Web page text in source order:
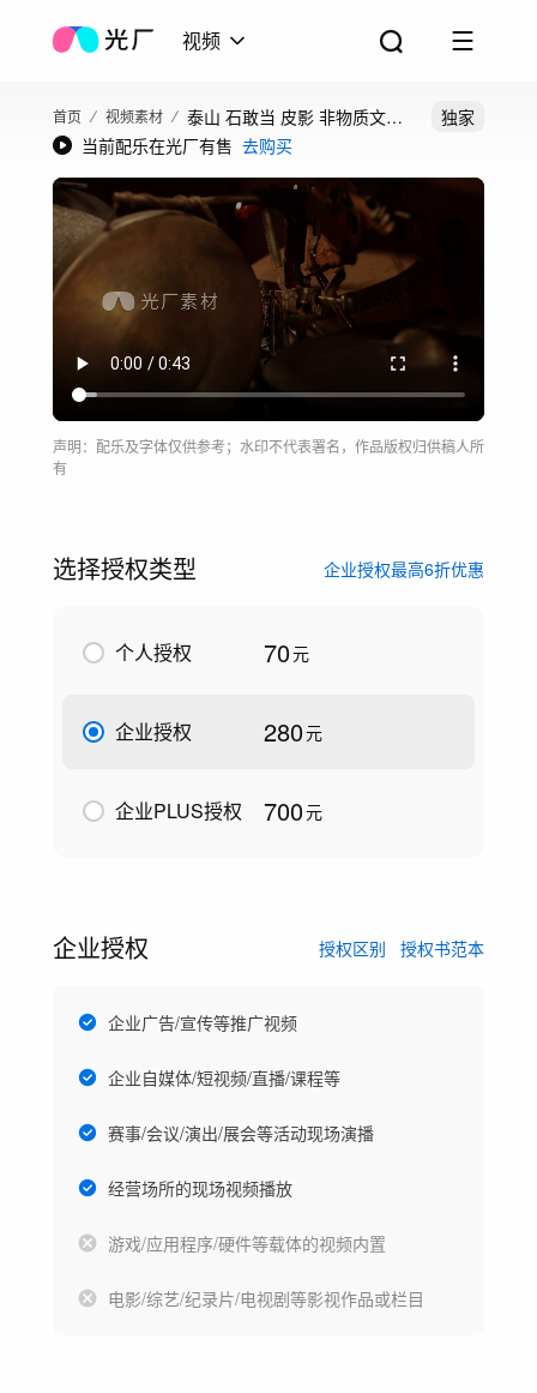
视频
首页 视频素材
泰山 石敢当 皮影 非物质文化
遗产 神话
独家
当前配乐在光厂有售 去购买
声明：配乐及字体仅供参考；水印不代表署名，作品版权归供稿人所
有
选择授权类型 企业授权最高6折优惠
个人授权 70元
企业授权 280元
企业PLUS授权 700元
企业授权 授权区别 授权书范本
企业广告/宣传等推广视频
企业自媒体/短视频/直播/课程等
赛事/会议/演出/展会等活动现场演播
经营场所的现场视频播放
游戏/应用程序/硬件等载体的视频内置
电影/综艺/纪录片/电视剧等影视作品或栏目